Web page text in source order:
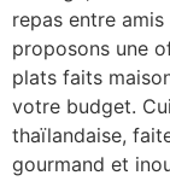
repas entre
proposons une
plats faits
votre budget.
thaïlandaise,
gourmand et